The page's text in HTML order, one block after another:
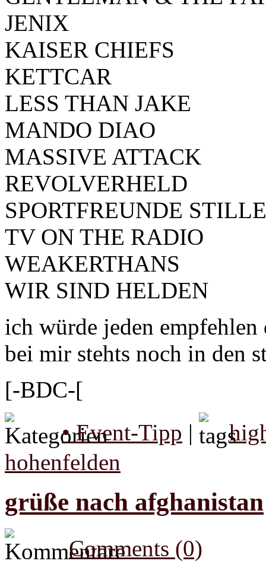
JENIX
KAISER CHIEFS
KETTCAR
LESS THAN JAKE
MANDO DIAO
MASSIVE ATTACK
REVOLVERHELD
SPORTFREUNDE
TV ON THE RADIO
WEAKERTHANS
WIR SIND HELDEN
ich würde jeden
bei mir stehts noch in den
[-BDC-[
• Event-Tipp |
hohenfelden
grüße nach afghanistan
Comments (0)